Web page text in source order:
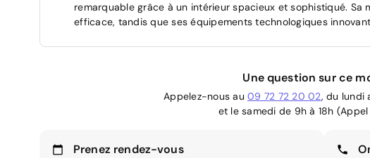
remarquable grâce à un intérieur spacieux et sophistiqué.
efficace, tandis que ses équipements technologiques
Une question sur ce
Appelez-nous au 09 72 72 20 02, du lundi
et le samedi de 9h à 18h
Prenez rendez-vous